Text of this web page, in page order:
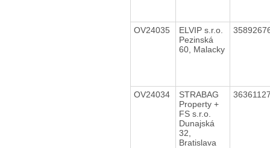
OV24035
ELVIP s.r.o.
Pezinská
60, Malacky
OV24034
STRABAG
Property +
FS s.r.o.
Dunajská
32,
Bratislava